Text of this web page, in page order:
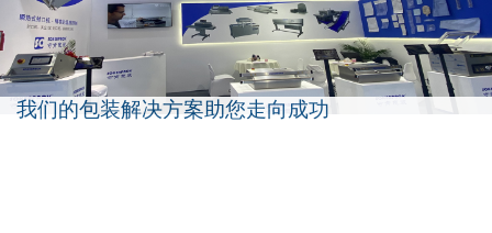
我们的包装解决方案助您走向成功